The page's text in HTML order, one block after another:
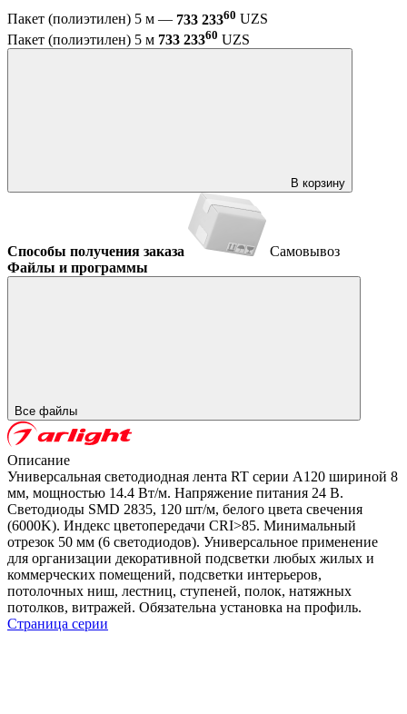
Пакет (полиэтилен) 5 м — 733 23360 UZS
Пакет (полиэтилен) 5 м 733 23360 UZS
В корзину
Способы получения заказа
Самовывоз
Файлы и программы
Все файлы
Описание
Универсальная светодиодная лента RT серии A120 шириной 8
мм, мощностью 14.4 Вт/м. Напряжение питания 24 В.
Светодиоды SMD 2835, 120 шт/м, белого цвета свечения
(6000K). Индекс цветопередачи CRI>85. Минимальный
отрезок 50 мм (6 светодиодов). Универсальное применение
для организации декоративной подсветки любых жилых и
коммерческих помещений, подсветки интерьеров,
потолочных ниш, лестниц, ступеней, полок, натяжных
потолков, витражей. Обязательна установка на профиль.
Страница серии